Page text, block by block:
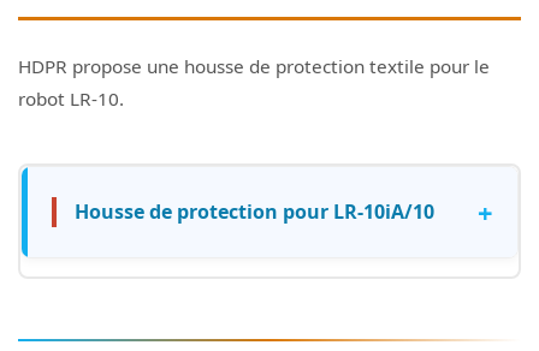
HDPR propose une housse de protection textile pour le
robot LR-10.
Housse de protection pour LR-10iA/10 +